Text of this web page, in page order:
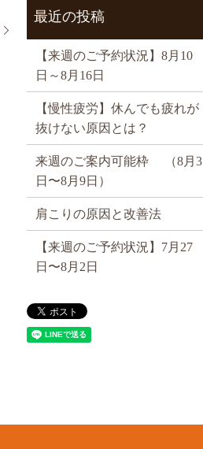
最近の投稿
【来週のご予約状況】8月10
日～8月16日
【慢性疲労】休んでも疲れが
抜けない原因とは？
来週のご案内可能枠 （8月3
日〜8月9日）
肩こりの原因と改善法
【来週のご予約状況】7月27
日〜8月2日